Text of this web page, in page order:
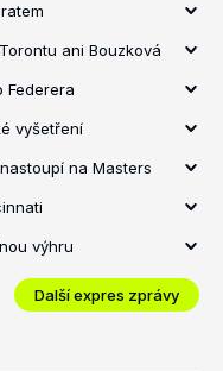
ani Bouzková
Federera
vyšetření
na Masters
výhru
Další expres zprávy